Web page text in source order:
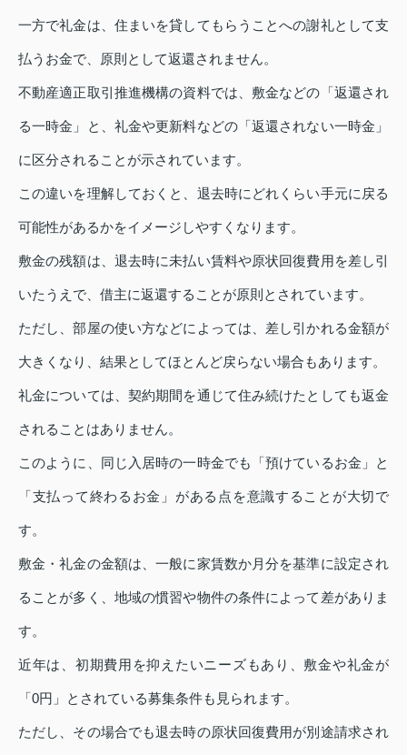
一方で礼金は、住まいを貸してもらうことへの謝礼として支
払うお金で、原則として返還されません。
不動産適正取引推進機構の資料では、敷金などの「返還され
る一時金」と、礼金や更新料などの「返還されない一時金」
に区分されることが示されています。
この違いを理解しておくと、退去時にどれくらい手元に戻る
可能性があるかをイメージしやすくなります。
敷金の残額は、退去時に未払い賃料や原状回復費用を差し引
いたうえで、借主に返還することが原則とされています。
ただし、部屋の使い方などによっては、差し引かれる金額が
大きくなり、結果としてほとんど戻らない場合もあります。
礼金については、契約期間を通じて住み続けたとしても返金
されることはありません。
このように、同じ入居時の一時金でも「預けているお金」と
「支払って終わるお金」がある点を意識することが大切で
す。
敷金・礼金の金額は、一般に家賃数か月分を基準に設定され
ることが多く、地域の慣習や物件の条件によって差がありま
す。
近年は、初期費用を抑えたいニーズもあり、敷金や礼金が
「0円」とされている募集条件も見られます。
ただし、その場合でも退去時の原状回復費用が別途請求され